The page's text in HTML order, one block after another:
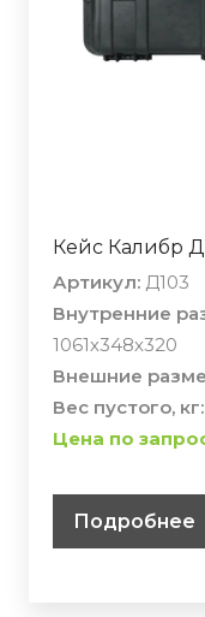
Кейс Калибр
Артикул: Д103
Внутренние
1061х348х320
Внешние
Вес пустого, кг:
Цена по
Подробнее